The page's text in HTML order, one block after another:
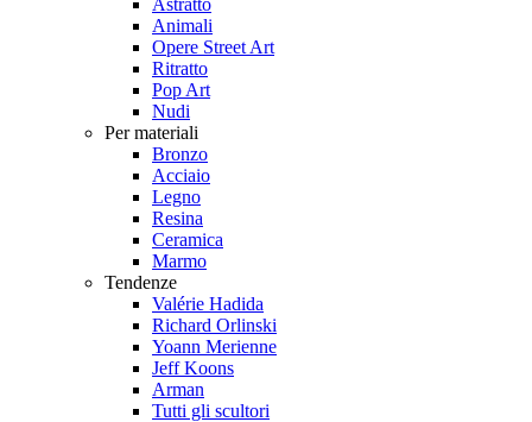
Animali
Opere Street Art
Ritratto
Pop Art
Nudi
Per materiali
Bronzo
Acciaio
Legno
Resina
Ceramica
Marmo
Tendenze
Valérie Hadida
Richard Orlinski
Yoann Merienne
Jeff Koons
Arman
Tutti gli scultori